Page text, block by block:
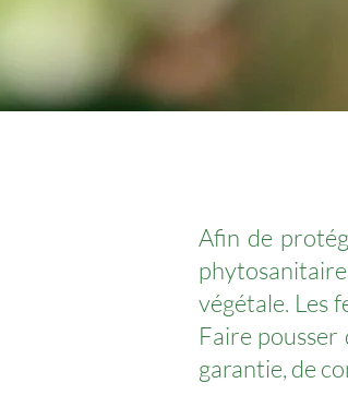
Afin de
végétale. Les
Faire
garantie, de